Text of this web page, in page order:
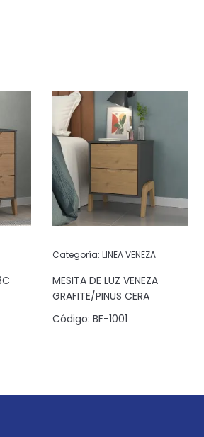
Categoría: LINEA VENEZA
MESITA DE LUZ VENEZA
GRAFITE/PINUS CERA
Código: BF-1001